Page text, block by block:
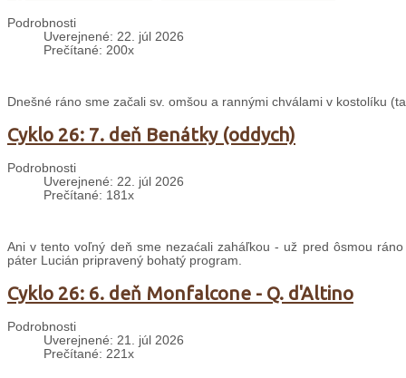
Podrobnosti
Uverejnené: 22. júl 2026
Prečítané: 200x
Dnešné ráno sme začali sv. omšou a rannými chválami v kostolíku
Cyklo 26: 7. deň Benátky (oddych)
Podrobnosti
Uverejnené: 22. júl 2026
Prečítané: 181x
Ani v tento voľný deň sme nezaćali zaháľkou - už pred ôsmou
páter Lucián pripravený bohatý program.
Cyklo 26: 6. deň Monfalcone - Q. d'Altino
Podrobnosti
Uverejnené: 21. júl 2026
Prečítané: 221x